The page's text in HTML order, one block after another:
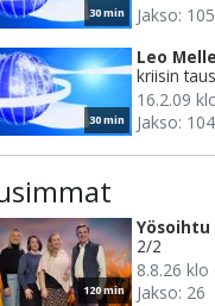
30 min
Jakso: 105
30 min
Leo
kriisin
16.2.09
Jakso: 104
120 min
Yösoihtu
2/2
8.8.26 klo
Jakso: 26